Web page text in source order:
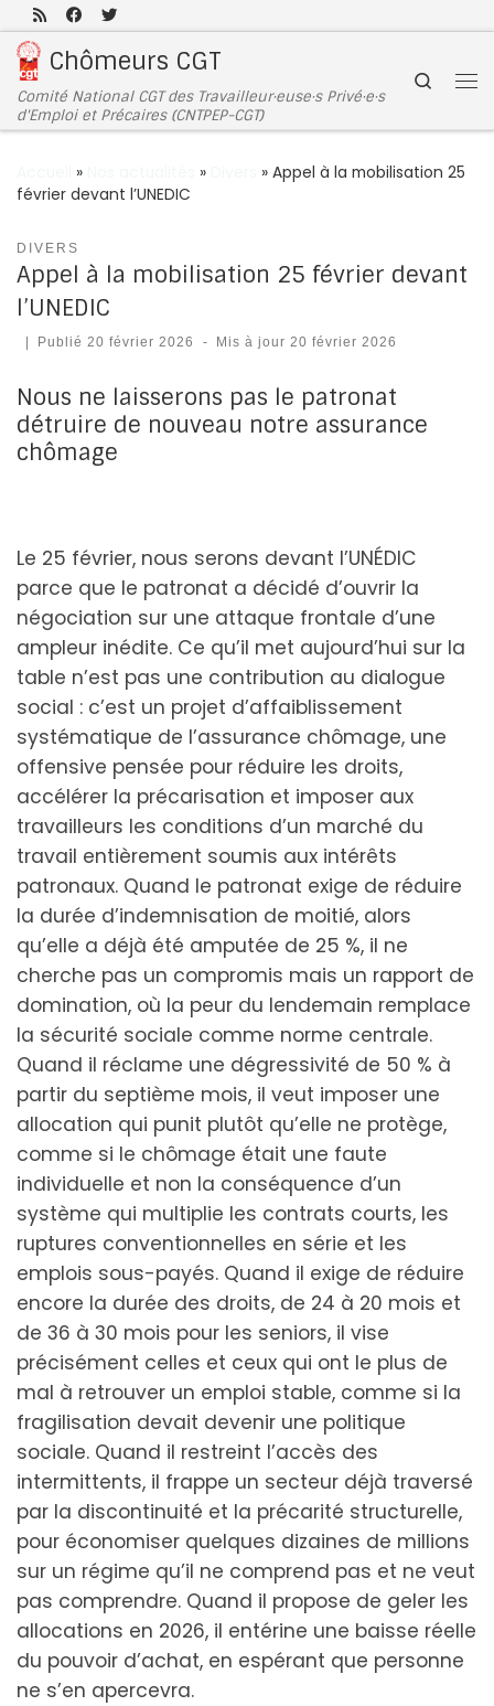
Passer au contenu
Chômeurs CGT
Comité National CGT des Travailleur·euse·s Privé·e·s
d'Emploi et Précaires (CNTPEP-CGT)
Search
» » » Appel à la mobilisation 25
février devant l’UNEDIC
DIVERS
Appel à la mobilisation 25 février devant
l’UNEDIC
| Publié 20 février 2026 - Mis à jour 20 février 2026
Nous ne laisserons pas le patronat
détruire de nouveau notre assurance
chômage
Le 25 février, nous serons devant l’UNÉDIC
parce que le patronat a décidé d’ouvrir la
négociation sur une attaque frontale d’une
ampleur inédite. Ce qu’il met aujourd’hui sur la
table n’est pas une contribution au dialogue
social : c’est un projet d’affaiblissement
systématique de l’assurance chômage, une
offensive pensée pour réduire les droits,
accélérer la précarisation et imposer aux
travailleurs les conditions d’un marché du
travail entièrement soumis aux intérêts
patronaux. Quand le patronat exige de réduire
la durée d’indemnisation de moitié, alors
qu’elle a déjà été amputée de 25 %, il ne
cherche pas un compromis mais un rapport de
domination, où la peur du lendemain remplace
la sécurité sociale comme norme centrale.
Quand il réclame une dégressivité de 50 % à
partir du septième mois, il veut imposer une
allocation qui punit plutôt qu’elle ne protège,
comme si le chômage était une faute
individuelle et non la conséquence d’un
système qui multiplie les contrats courts, les
ruptures conventionnelles en série et les
emplois sous-payés. Quand il exige de réduire
encore la durée des droits, de 24 à 20 mois et
de 36 à 30 mois pour les seniors, il vise
précisément celles et ceux qui ont le plus de
mal à retrouver un emploi stable, comme si la
fragilisation devait devenir une politique
sociale. Quand il restreint l’accès des
intermittents, il frappe un secteur déjà traversé
par la discontinuité et la précarité structurelle,
pour économiser quelques dizaines de millions
sur un régime qu’il ne comprend pas et ne veut
pas comprendre. Quand il propose de geler les
allocations en 2026, il entérine une baisse réelle
du pouvoir d’achat, en espérant que personne
ne s’en apercevra.